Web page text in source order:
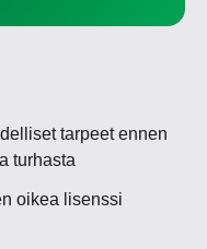
tarpeet ennen
turhasta
oikea lisenssi